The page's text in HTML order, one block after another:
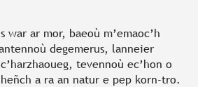
war ar mor, baeoù m’emaoc’h
degemerus, lanneier
tevennoù ec’hon o
a ra an natur e pep korn-tro.